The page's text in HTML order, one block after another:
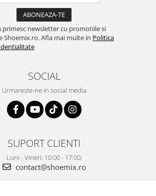
primesc newsletter cu promotiile si
Shoemix.ro. Afla mai multe in Politica
SOCIAL
Urmareste-ne in social media
SUPORT CLIENTI
Luni - Vineri: 10:00 - 17:00;
contact@shoemix.ro